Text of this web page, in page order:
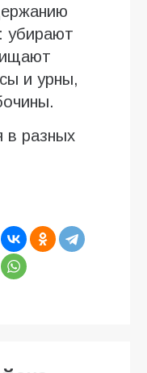
убирают
и урны,
в разных